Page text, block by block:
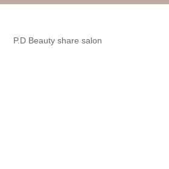
P.D Beauty share salon